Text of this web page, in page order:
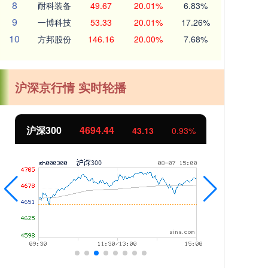
8 耐科装备 49.67 20.01% 6.83%
9 一博科技 53.33 20.01% 17.26%
10 方邦股份 146.16 20.00% 7.68%
沪深京行情 实时轮播
沪深300 4694.44 43.13 0.93%